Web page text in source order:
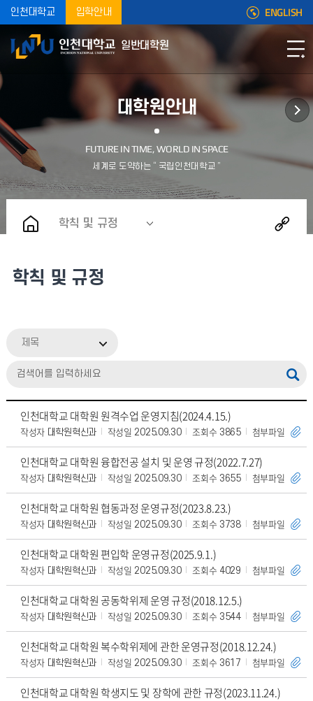
인천대학교 입학안내 ENGLISH
일반대학원
대학원안내
학칙 및 규정
학칙 및 규정
제목
인천대학교 대학원 원격수업 운영지침(2024.4.15.)
작성자 대학원혁신과 작성일 2025.09.30 조회수 3865 첨부파일
인천대학교 대학원 융합전공 설치 및 운영 규정(2022.7.27)
작성자 대학원혁신과 작성일 2025.09.30 조회수 3655 첨부파일
인천대학교 대학원 협동과정 운영규정(2023.8.23.)
작성자 대학원혁신과 작성일 2025.09.30 조회수 3738 첨부파일
인천대학교 대학원 편입학 운영규정(2025.9.1.)
작성자 대학원혁신과 작성일 2025.09.30 조회수 4029 첨부파일
인천대학교 대학원 공동학위제 운영 규정(2018.12.5.)
작성자 대학원혁신과 작성일 2025.09.30 조회수 3544 첨부파일
인천대학교 대학원 복수학위제에 관한 운영규정(2018.12.24.)
작성자 대학원혁신과 작성일 2025.09.30 조회수 3617 첨부파일
인천대학교 대학원 학생지도 및 장학에 관한 규정(2023.11.24.)